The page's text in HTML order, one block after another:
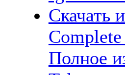
Скачать
Полное